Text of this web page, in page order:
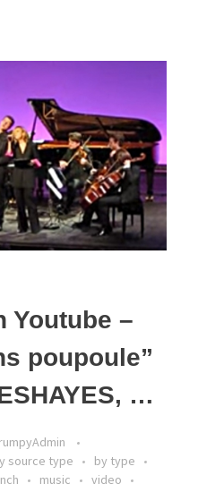
Youtube –
poupoule”
…
source type
by type
music
video